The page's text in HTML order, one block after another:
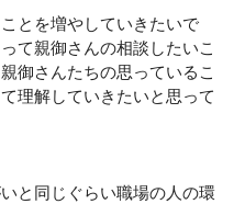
とを増やしていきたいで
て親御さんの相談したいこ
御さんたちの思っているこ
理解していきたいと思って
と同じぐらい職場の人の環